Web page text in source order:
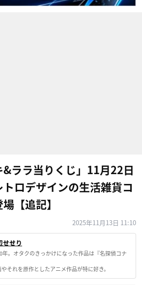
ララ当りくじ」11月22日
トロデザインの生活雑貨コ
【追記】
2025年11月13日 11:10
せせり
年。オタクのきっかけになった作品は『名探偵コナ
それを原作としたアニメ作品が特に好き。